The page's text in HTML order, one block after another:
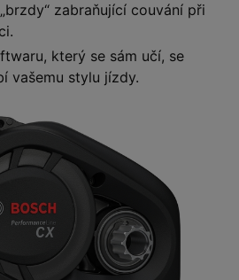
zabraňující couvání při
který se sám učí, se
vašemu stylu jízdy.